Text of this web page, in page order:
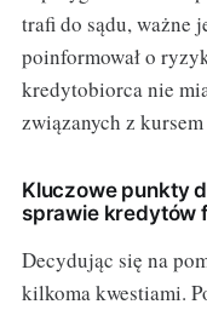
trafi do sądu, ważne
poinformował o
kredytobiorca nie
związanych z
Kluczowe punkty
sprawie kredytów
Decydując się na
kilkoma kwestiami.